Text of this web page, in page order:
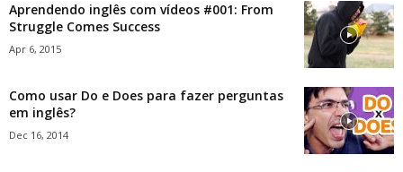
Aprendendo inglês com vídeos #001: From
Struggle Comes Success
Apr 6, 2015
Como usar Do e Does para fazer perguntas
em inglês?
Dec 16, 2014